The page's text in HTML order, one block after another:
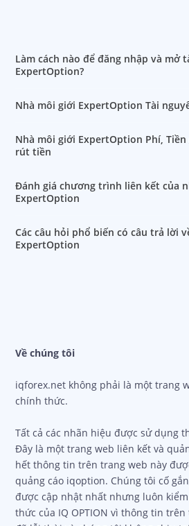
Làm cách nào để đăng nhập và mở
ExpertOption?
Nhà môi giới ExpertOption Tài
Nhà môi giới ExpertOption Phí,
rút tiền
Đánh giá chương trình liên kết của
ExpertOption
Các câu hỏi phổ biến có câu trả lời
ExpertOption
Về chúng tôi
iqforex.net không phải là một trang
chính thức.
Tất cả các nhãn hiệu được sử dụng
Đây là một trang web liên kết và
hết thông tin trên trang web này
quảng cáo iqoption. Chúng tôi cố
được cập nhật nhất nhưng luôn
thức của IQ OPTION vì thông tin